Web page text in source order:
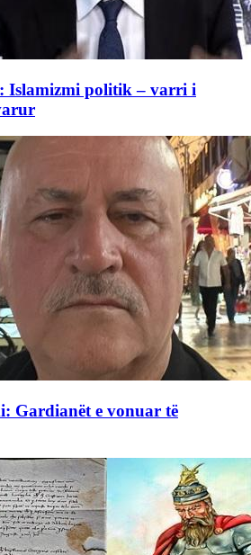
Islamizmi politik – varri i
Gardianët e vonuar të